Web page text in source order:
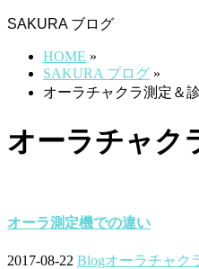
SAKURA ブログ
HOME »
SAKURA ブログ »
オーラチャクラ測定＆
オーラチャク
オーラ測定機での違い
2017-08-22 Blogオーラチャク